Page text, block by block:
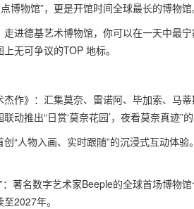
博物馆”，更是开馆时间全球最长的博物馆
进德基艺术博物馆，你可以在一天中最
无可争议的TOP 地标。
杰作》：汇集莫奈、雷诺阿、毕加索、马
动推出“日赏‘莫奈花园’，夜看莫奈真迹”
创“人物入画、实时跟随”的沉浸式互动体
：著名数字艺术家Beeple的全球首场博物
2027年。